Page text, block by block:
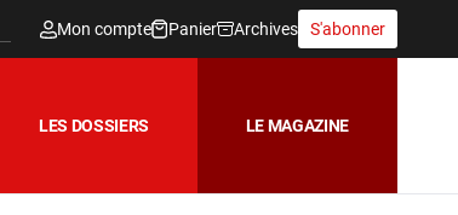
Mon compte Panier Archives S'abonner
LES DOSSIERS LE MAGAZINE